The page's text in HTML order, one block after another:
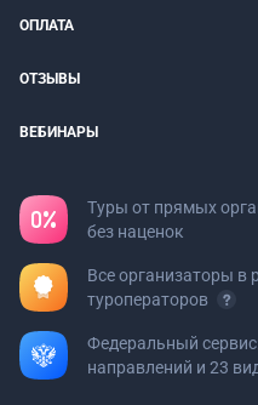
ОПЛАТА
ОТЗЫВЫ
ВЕБИНАРЫ
Туры от прямых
без наценок
Все организаторы в
туроператоров
Федеральный
направлений и 23